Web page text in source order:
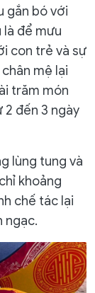
gắn bó với
là để mưu
con trẻ và sự
mệ lại
trăm món
đến 3 ngày
lùng tung và
khoảng
chế tác lại
ngạc.